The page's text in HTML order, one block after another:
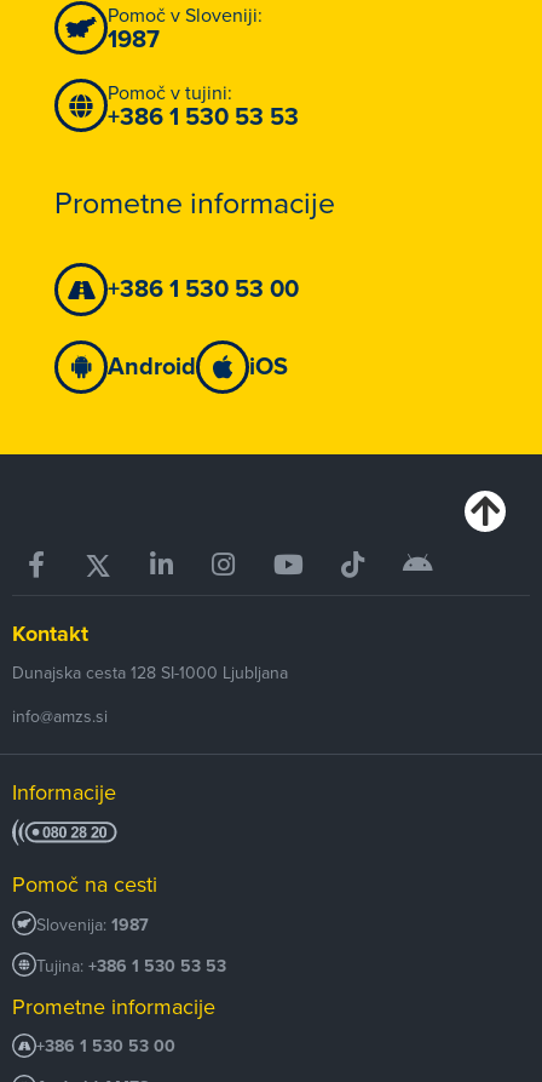
Pomoč v Sloveniji:
1987
Pomoč v tujini:
+386 1 530 53 53
Prometne informacije
+386 1 530 53 00
Android iOS
Kontakt
Dunajska cesta 128 SI-1000 Ljubljana
info@amzs.si
Informacije
Pomoč na cesti
Slovenija: 1987
Tujina: +386 1 530 53 53
Prometne informacije
+386 1 530 53 00